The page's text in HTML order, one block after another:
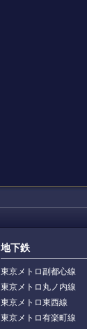
地下鉄
東京メトロ副都心線
東京メトロ丸ノ内線
東京メトロ東西線
東京メトロ有楽町線